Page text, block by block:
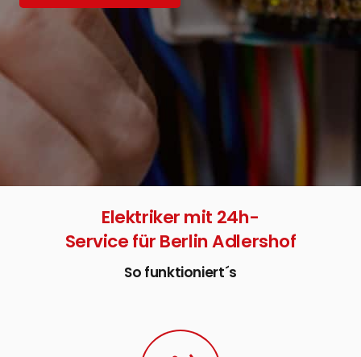
Elektriker mit 24h-
Service für Berlin Adlershof
So funktioniert´s